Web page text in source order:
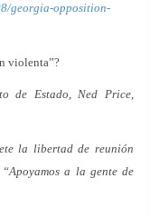
georgia-opposition-
violenta”?
de Estado, Ned Price,
la libertad de reunión
a la gente de